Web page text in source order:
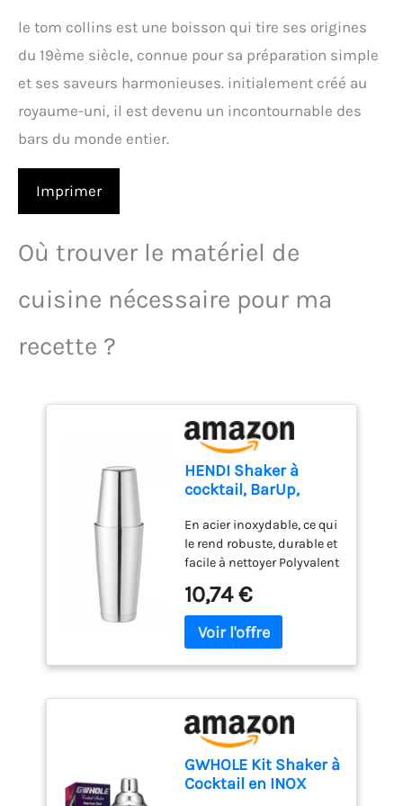
le tom collins est une boisson qui tire ses origines
du 19ème siècle, connue pour sa préparation simple
et ses saveurs harmonieuses. initialement créé au
royaume-uni, il est devenu un incontournable des
bars du monde entier.
Imprimer
Où trouver le matériel de
cuisine nécessaire pour ma
recette ?
HENDI Shaker à
cocktail, BarUp,
on-Tin, utilisation
universelle, 2
shakers lestés :
600ml,
ø90x(H)140mm et
800ml,
ø92x(H)174mm,
inoxydable
En acier inoxydable, ce qui
le rend robuste, durable et
facile à nettoyer Polyvalent
permet de préparer la
plupart des types de
cocktails Fermeture
deux shakers ont un
contrepoids parfait Passe
au lave-vaisselle
10,74 €
GWHOLE Kit Shaker à
Cocktail en INOX